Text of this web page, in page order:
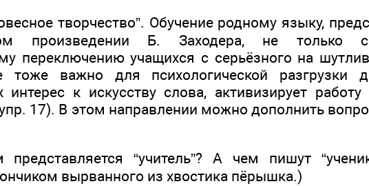
творчество”. Обучение родному языку,
произведении Б. Заходера, не только
переключению учащихся с серьёзного на
важно для психологической разгрузки
к искусству слова, активизирует работу
17). В этом направлении можно дополнить
“учитель”? А чем пишут
вырванного из хвостика пёрышка.)